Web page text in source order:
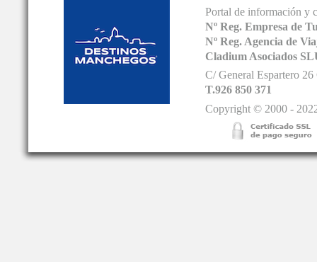
Portal de información y
Nº Reg. Empresa de
Nº Reg. Agencia de
Cladium Asociados
C/ General Espartero
T.926 850 371
Copyright © 2000 -